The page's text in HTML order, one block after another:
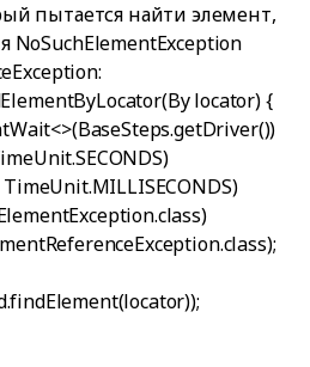
пытается найти элемент,
NoSuchElementException
locator) {